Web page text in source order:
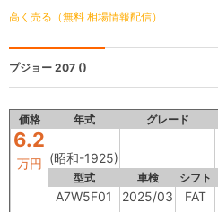
高く売る（無料 相場情報配信）
プジョー 207 ()
価格 年式 グレード
6.2
万円 (昭和-1925)
型式 車検 シフト
A7W5F01 2025/03 FAT